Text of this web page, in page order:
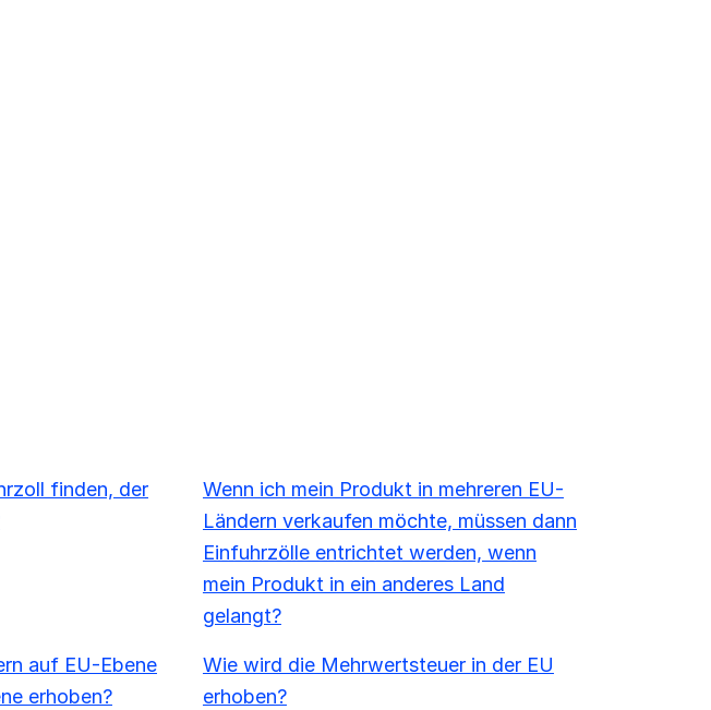
finden, der
Wenn ich mein Produkt in mehreren EU-
Ländern verkaufen möchte, müssen dann
Einfuhrzölle entrichtet werden, wenn
mein Produkt in ein anderes Land
gelangt?
auf EU-Ebene
erhoben?
Wie wird die Mehrwertsteuer in der EU
erhoben?